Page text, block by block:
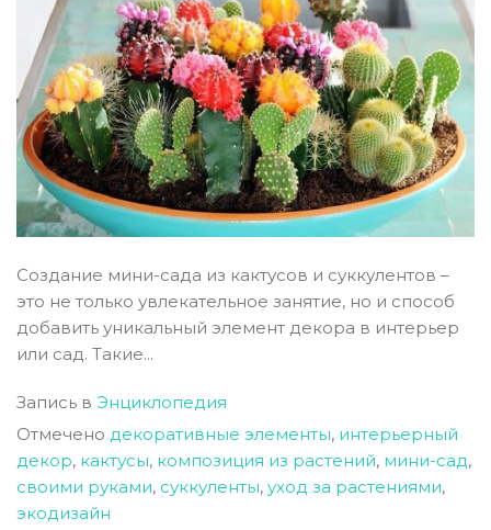
Создание мини-сада из кактусов и суккулентов –
это не только увлекательное занятие, но и способ
добавить уникальный элемент декора в интерьер
или сад. Такие...
Запись в Энциклопедия
Отмечено декоративные элементы, интерьерный
декор, кактусы, композиция из растений, мини-сад,
своими руками, суккуленты, уход за растениями,
экодизайн